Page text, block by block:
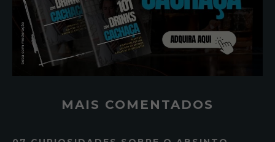
MAIS COMENTADOS